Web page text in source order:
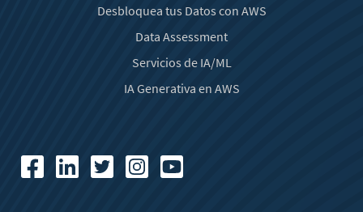
Desbloquea tus Datos con AWS
Data Assessment
Servicios de IA/ML
IA Generativa en AWS